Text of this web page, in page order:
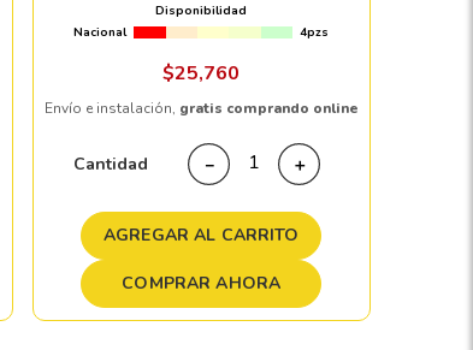
Disponibilidad
Nacional
4pzs
$25,760
Envío e instalación, gratis comprando online
Cantidad ＋
－
AGREGAR AL CARRITO
COMPRAR AHORA